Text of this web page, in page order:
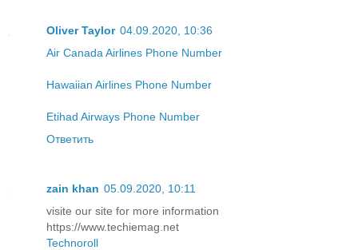
Oliver Taylor 04.09.2020, 10:36
Air Canada Airlines Phone Number
Hawaiian Airlines Phone Number
Etihad Airways Phone Number
Ответить
zain khan 05.09.2020, 10:11
visite our site for more information
https://www.techiemag.net
Technoroll